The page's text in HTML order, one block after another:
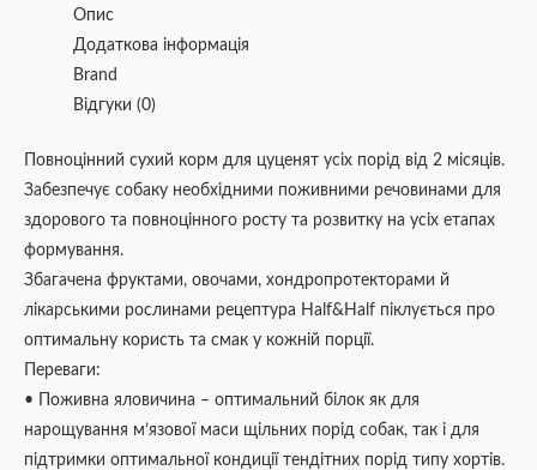
Опис
Додаткова інформація
Brand
Відгуки (0)
Повноцінний сухий корм для цуценят усіх порід від 2 місяців.
Забезпечує собаку необхідними поживними речовинами для
здорового та повноцінного росту та розвитку на усіх етапах
формування.
Збагачена фруктами, овочами, хондропротекторами й
лікарськими рослинами рецептура Half&Half піклується про
оптимальну користь та смак у кожній порції.
Переваги:
• Поживна яловичина – оптимальний білок як для
нарощування м’язової маси щільних порід собак, так і для
підтримки оптимальної кондиції тендітних порід типу хортів.